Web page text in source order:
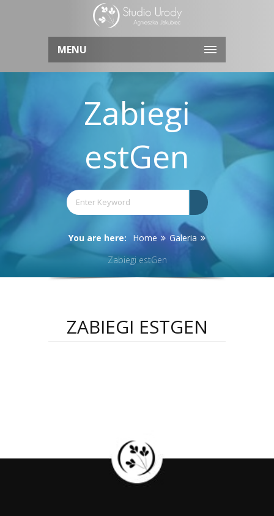
MENU
Zabiegi
estGen
You are here: Home
Galeria
Zabiegi estGen
ZABIEGI ESTGEN